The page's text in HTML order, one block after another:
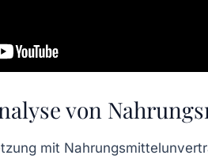
von
mit